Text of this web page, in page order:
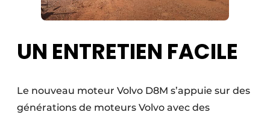
UN ENTRETIEN FACILE
Le nouveau moteur Volvo D8M s’appuie sur des
générations de moteurs Volvo avec des